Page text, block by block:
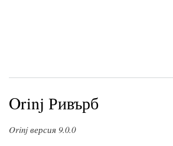
Orinj Ривърб
Orinj версия 9.0.0